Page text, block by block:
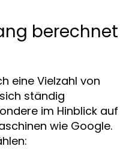
berechnet
eine Vielzahl von
ständig
im Hinblick auf
wie Google.